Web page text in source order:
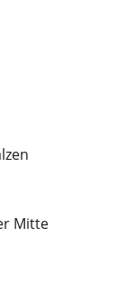
Mitte